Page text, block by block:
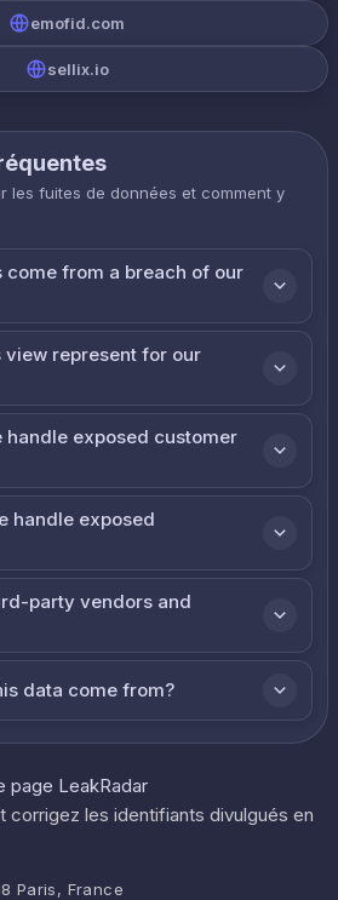
emofid.com
sellix.io
les fuites de données et comment y
come from a breach of our
view represent for our
handle exposed customer
handle exposed
party vendors and
data come from?
corrigez les identifiants divulgués en
Paris, France